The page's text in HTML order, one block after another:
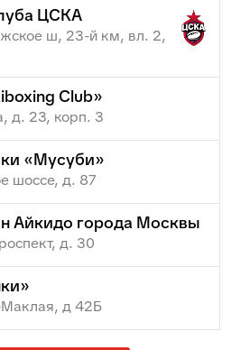
ЦСКА
ш, 23-й км, вл. 2,
Club»
д. 23, корп. 3
«Мусуби»
шоссе, д. 87
Айкидо города Москвы
д. 30
д 42Б